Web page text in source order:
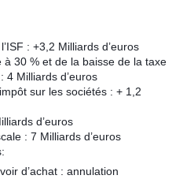
: +3,2 Milliards d’euros
30 % et de la baisse de la taxe
4 Milliards d’euros
sur les sociétés : + 1,2
d’euros
: 7 Milliards d’euros
d’achat : annulation